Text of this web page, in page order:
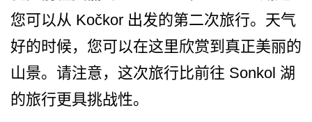
您可以从 Kočkor 出发的第二次旅行。天气
好的­时候，您可以在这里欣赏到真正美丽的
山景。请注意，­这次旅行比前往 Sonkol 湖
的旅行更具挑战性。